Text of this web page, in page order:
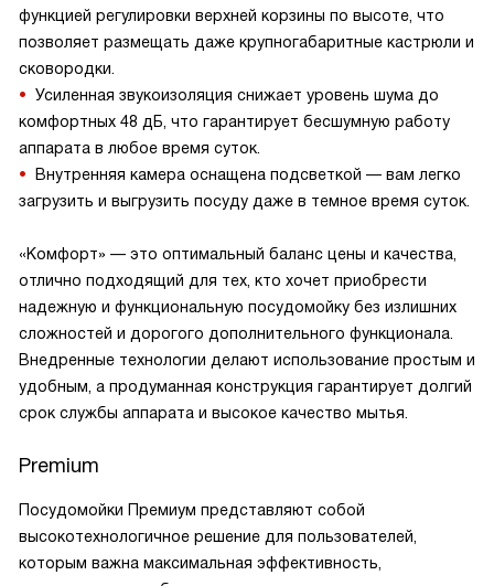
функцией регулировки верхней корзины по высоте, что
позволяет размещать даже крупногабаритные кастрюли и
сковородки.
Усиленная звукоизоляция снижает уровень шума до
комфортных 48 дБ, что гарантирует бесшумную работу
аппарата в любое время суток.
Внутренняя камера оснащена подсветкой — вам легко
загрузить и выгрузить посуду даже в темное время суток.
«Комфорт» — это оптимальный баланс цены и качества,
отлично подходящий для тех, кто хочет приобрести
надежную и функциональную посудомойку без излишних
сложностей и дорогого дополнительного функционала.
Внедренные технологии делают использование простым и
удобным, а продуманная конструкция гарантирует долгий
срок службы аппарата и высокое качество мытья.
Premium
Посудомойки Премиум представляют собой
высокотехнологичное решение для пользователей,
которым важна максимальная эффективность,